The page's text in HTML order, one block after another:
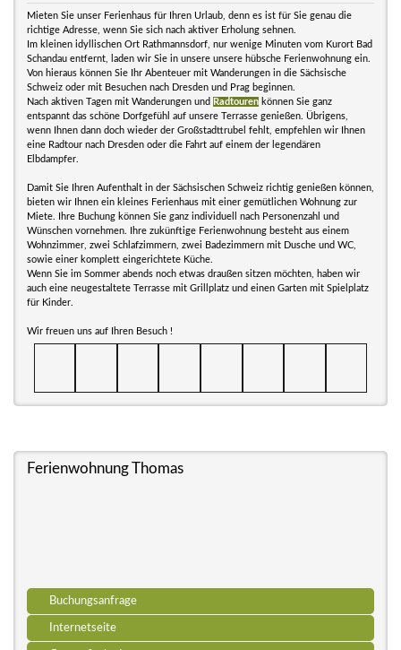
Mieten Sie unser Ferienhaus für Ihren Urlaub, denn es ist für Sie genau die
richtige Adresse, wenn Sie sich nach aktiver Erholung sehnen.
Im kleinen idyllischen Ort Rathmannsdorf, nur wenige Minuten vom Kurort Bad
Schandau entfernt, laden wir Sie in unsere unsere hübsche Ferienwohnung ein.
Von hieraus können Sie Ihr Abenteuer mit Wanderungen in die Sächsische
Schweiz oder mit Besuchen nach Dresden und Prag beginnen.
Nach aktiven Tagen mit Wanderungen und Radtouren können Sie ganz
entspannt das schöne Dorfgefühl auf unsere Terrasse genießen. Übrigens,
wenn Ihnen dann doch wieder der Großstadttrubel fehlt, empfehlen wir Ihnen
eine Radtour nach Dresden oder die Fahrt auf einem der legendären
Elbdampfer.
Damit Sie Ihren Aufenthalt in der Sächsischen Schweiz richtig genießen können,
bieten wir Ihnen ein kleines Ferienhaus mit einer gemütlichen Wohnung zur
Miete. Ihre Buchung können Sie ganz individuell nach Personenzahl und
Wünschen vornehmen. Ihre zukünftige Ferienwohnung besteht aus einem
Wohnzimmer, zwei Schlafzimmern, zwei Badezimmern mit Dusche und WC,
sowie einer komplett eingerichtete Küche.
Wenn Sie im Sommer abends noch etwas draußen sitzen möchten, haben wir
auch eine neugestaltete Terrasse mit Grillplatz und einen Garten mit Spielplatz
für Kinder.
Wir freuen uns auf Ihren Besuch !
Ferienwohnung Thomas
Buchungsanfrage
Internetseite